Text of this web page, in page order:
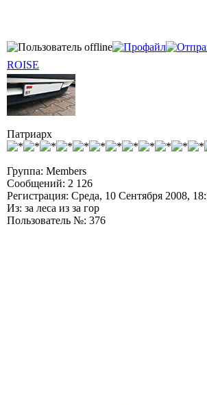
ROISE
Патриарх
Группа: Members
Сообщений: 2 126
Регистрация: Среда, 10 Сентября 2008,
Из: за леса из за гор
Пользователь №: 376